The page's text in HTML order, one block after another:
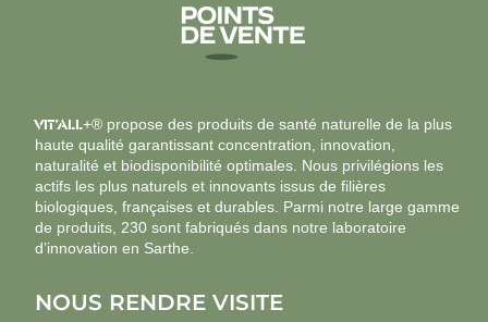
VIT’ALL+® propose des produits de santé naturelle de la plus
haute qualité garantissant concentration, innovation,
naturalité et biodisponibilité optimales. Nous privilégions les
actifs les plus naturels et innovants issus de filières
biologiques, françaises et durables. Parmi notre large gamme
de produits, 230 sont fabriqués dans notre laboratoire
d’innovation en Sarthe.
NOUS RENDRE VISITE